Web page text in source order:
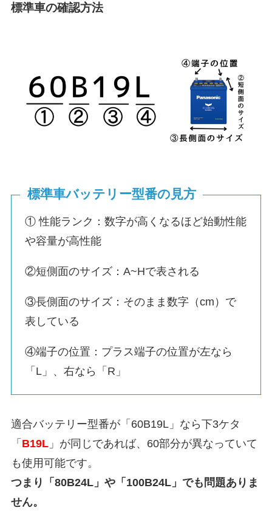
標準車の確認方法
標準車バッテリー型番の見方
① 性能ランク：数字が高くなるほど始動性能
や容量が高性能
②短側面のサイズ：A~Hで表される
③長側面のサイズ：そのまま数字（cm）で
表している
④端子の位置：プラス端子の位置が左なら
「L」、右なら「R」
適合バッテリー型番が「60B19L」なら下3ケタ
「 B19L」が同じであれば、60部分が異なっていて
も使用可能です。
つまり「80B24L」や「100B24L」でも問題ありま
せん。